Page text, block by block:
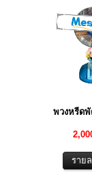
พวงหรีด